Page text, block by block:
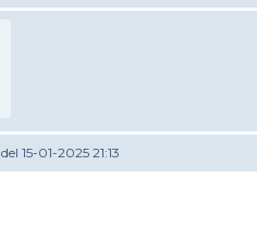
del 15-01-2025 21:13